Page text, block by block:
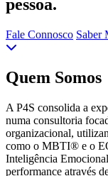
pessoa.
Fale Connosco Saber
Quem Somos
A P4S consolida a
numa consultoria
organizacional,
como o MBTI® e o
Inteligência
performance através